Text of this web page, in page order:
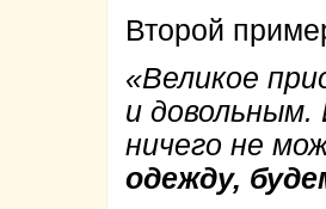
Второй
«Великое
и довольным.
ничего не
одежду,